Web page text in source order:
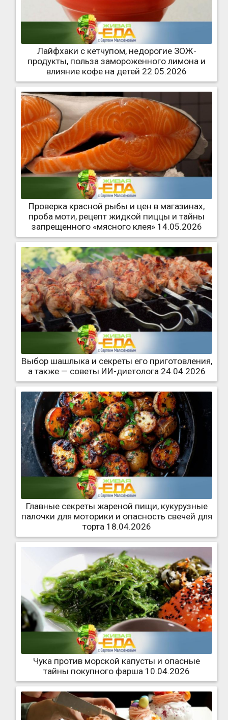
Лайфхаки с кетчупом, недорогие ЗОЖ-
продукты, польза замороженного лимона и
влияние кофе на детей 22.05.2026
Проверка красной рыбы и цен в магазинах,
проба моти, рецепт жидкой пиццы и тайны
запрещенного «мясного клея» 14.05.2026
Выбор шашлыка и секреты его приготовления,
а также — советы ИИ-диетолога 24.04.2026
Главные секреты жареной пищи, кукурузные
палочки для моторики и опасность свечей для
торта 18.04.2026
Чука против морской капусты и опасные
тайны покупного фарша 10.04.2026